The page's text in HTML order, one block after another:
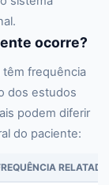
ocorre?
frequência
dos estudos
podem diferir
do paciente:
RELATADA